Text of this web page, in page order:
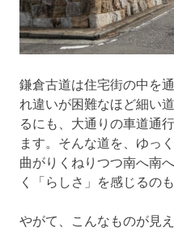
鎌倉古道は住宅街の中を
れ違いが困難なほど細い
るにも、大通りの車道通
ます。そんな道を、ゆっ
曲がりくねりつつ南へ南
く「らしさ」を感じるのも
やがて、こんなものが見え